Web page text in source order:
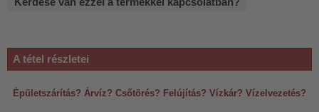
A tétel részletei
Épületszárítás? Árvíz? Csőtörés? Felújítás? Vízkár? Vízelvezetés?